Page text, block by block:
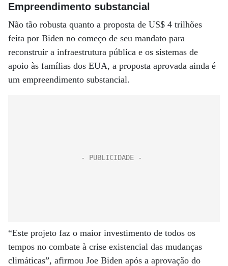
Empreendimento substancial
Não tão robusta quanto a proposta de US$ 4 trilhões
feita por Biden no começo de seu mandato para
reconstruir a infraestrutura pública e os sistemas de
apoio às famílias dos EUA, a proposta aprovada ainda é
um empreendimento substancial.
“Este projeto faz o maior investimento de todos os
tempos no combate à crise existencial das mudanças
climáticas”, afirmou Joe Biden após a aprovação do